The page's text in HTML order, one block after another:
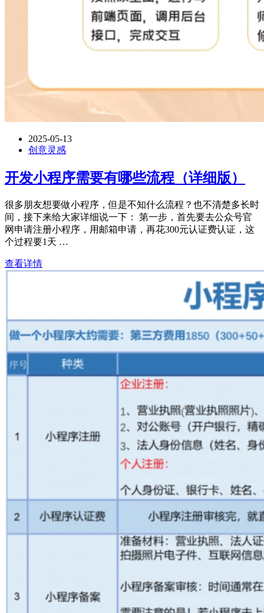
2025-05-13
创意灵感
开发小程序需要有哪些流程（详细版）
很多朋友想要做小程序，但是不知什么流程？也不清楚多长时
间，接下来给大家详细说一下： 第一步，首先要去公众号官
网申请注册小程序，用邮箱申请，再花300元认证费认证，这
个过程要1天 …
查看详情